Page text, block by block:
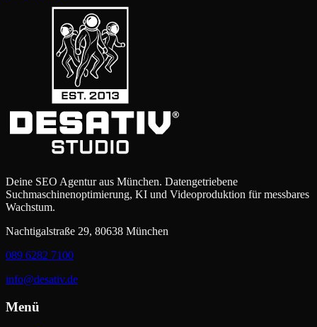
Deine SEO Agentur aus München. Datengetriebene
Suchmaschinenoptimierung, KI und Videoproduktion für messbares
Wachstum.
Nachtigalstraße 29, 80638 München
089 6282 7100
info@desativ.de
Menü